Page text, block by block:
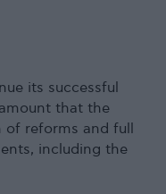
its successful
that the
reforms and full
including the